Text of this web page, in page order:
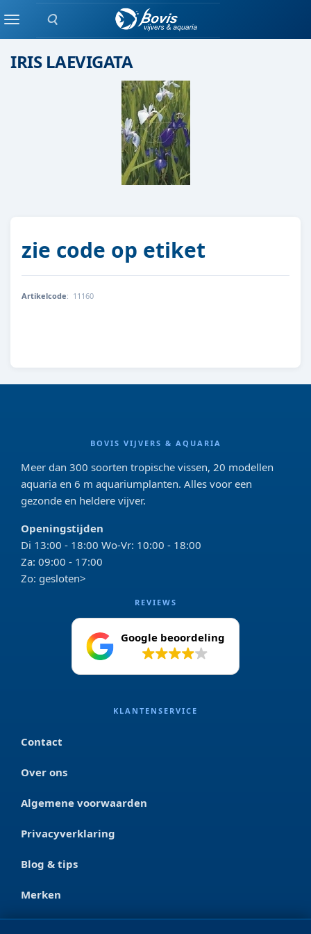
Zoeken
Menumoeras/waterplanten
IRIS LAEVIGATA
zie code op etiket
Artikelcode: 11160
BOVIS VIJVERS & AQUARIA
Meer dan 300 soorten tropische vissen, 20 modellen
aquaria en 6 m aquariumplanten. Alles voor een
gezonde en heldere vijver.
Openingstijden
Di 13:00 - 18:00 Wo-Vr: 10:00 - 18:00
Za: 09:00 - 17:00
Zo: gesloten>
REVIEWS
Google beoordeling
KLANTENSERVICE
Contact
Over ons
Algemene voorwaarden
Privacyverklaring
Blog & tips
Merken